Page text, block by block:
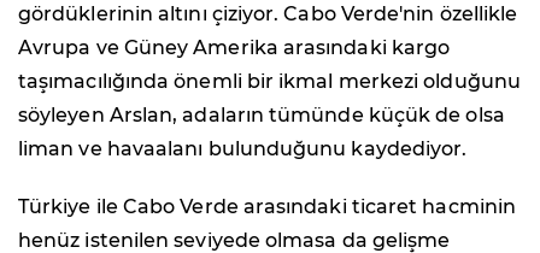
gördüklerinin altını çiziyor. Cabo Verde'nin özellikle
Avrupa ve Güney Amerika arasındaki kargo
taşımacılığında önemli bir ikmal merkezi olduğunu
söyleyen Arslan, adaların tümünde küçük de olsa
liman ve havaalanı bulunduğunu kaydediyor.
Türkiye ile Cabo Verde arasındaki ticaret hacminin
henüz istenilen seviyede olmasa da gelişme